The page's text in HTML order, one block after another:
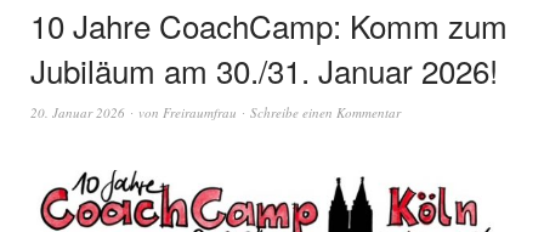
10 Jahre CoachCamp: Komm zum
Jubiläum am 30./31. Januar 2026!
20. Januar 2026 von Freiraumfrau Schreibe einen Kommentar